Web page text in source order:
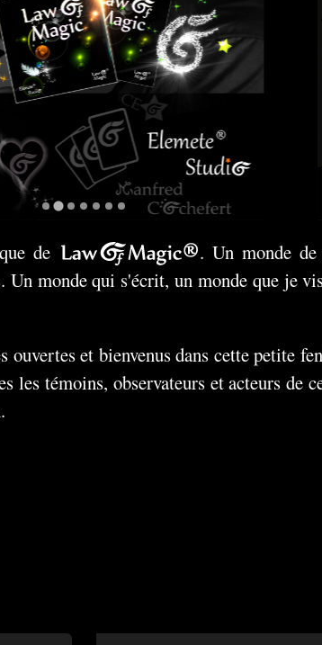
de Law Of Magic® . Un monde
Un monde qui s'écrit, un monde que je
et bienvenus dans cette petite
les témoins, observateurs et acteurs de